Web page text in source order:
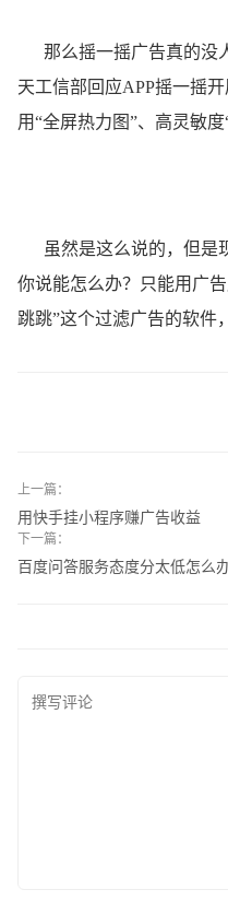
那么摇一摇广告真的没
天工信部回应APP摇一摇
用“全屏热力图”、高灵敏
虽然是这么说的，但是
你说能怎么办？只能用广
跳跳”这个过滤广告的软件
上一篇：
用快手挂小程序赚广告收益
下一篇：
百度问答服务态度分太低怎么办